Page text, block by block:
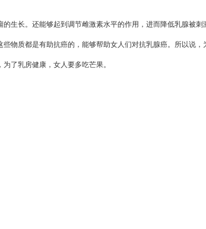
长。还能够起到调节雌激素水平的作用，进而降低乳腺被刺
质都是有助抗癌的，能够帮助女人们对抗乳腺癌。所以说，
了乳房健康，女人要多吃芒果。